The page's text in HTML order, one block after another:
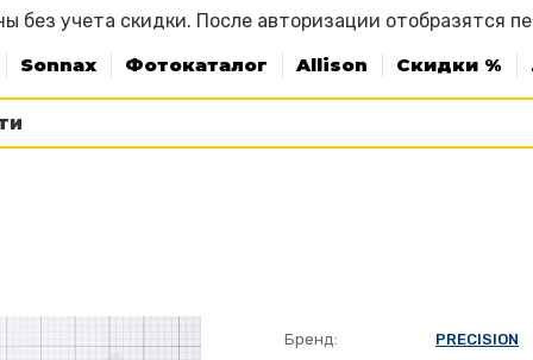
без учета скидки. После авторизации отобразятся
Sonnax
Фотокаталог Allison Скидки %
Бренд: PRECISION